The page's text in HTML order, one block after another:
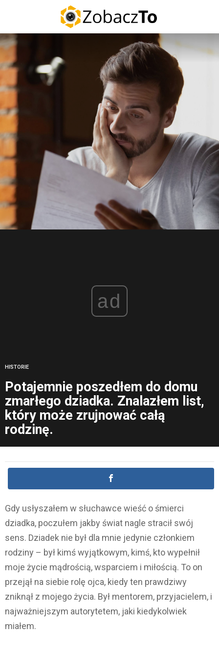
ad
HISTORIE
Potajemnie poszedłem do domu
zmarłego dziadka. Znalazłem list,
który może zrujnować całą
rodzinę.
Gdy usłyszałem w słuchawce wieść o śmierci
dziadka, poczułem jakby świat nagle stracił swój
sens. Dziadek nie był dla mnie jedynie członkiem
rodziny – był kimś wyjątkowym, kimś, kto wypełnił
moje życie mądrością, wsparciem i miłością. To on
przejął na siebie rolę ojca, kiedy ten prawdziwy
zniknął z mojego życia. Był mentorem, przyjacielem, i
najważniejszym autorytetem, jaki kiedykolwiek
miałem.